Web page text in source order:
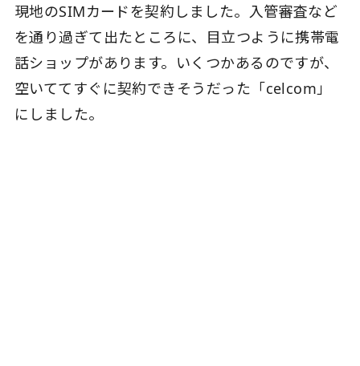
現地のSIMカードを契約しました。入管審査など
を通り過ぎて出たところに、目立つように携帯電
話ショップがあります。いくつかあるのですが、
空いててすぐに契約できそうだった「celcom」
にしました。